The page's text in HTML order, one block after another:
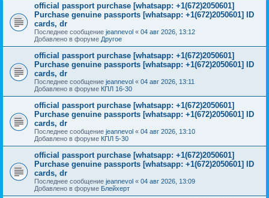
official passport purchase [whatsapp: +1(672)2050601]
Purchase genuine passports [whatsapp: +1(672)2050601] ID
cards, dr
Последнее сообщение jeannevol « 04 авг 2026, 13:12
Добавлено в форуме Другое
official passport purchase [whatsapp: +1(672)2050601]
Purchase genuine passports [whatsapp: +1(672)2050601] ID
cards, dr
Последнее сообщение jeannevol « 04 авг 2026, 13:11
Добавлено в форуме КПЛ 16-30
official passport purchase [whatsapp: +1(672)2050601]
Purchase genuine passports [whatsapp: +1(672)2050601] ID
cards, dr
Последнее сообщение jeannevol « 04 авг 2026, 13:10
Добавлено в форуме КПЛ 5-30
official passport purchase [whatsapp: +1(672)2050601]
Purchase genuine passports [whatsapp: +1(672)2050601] ID
cards, dr
Последнее сообщение jeannevol « 04 авг 2026, 13:09
Добавлено в форуме Блейхерт